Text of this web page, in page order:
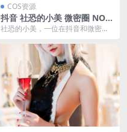
COS资源
抖音 社恐的小美 微密圈 NO.0
01期 【7P3V】(抖音社恐的小
社恐的小美，一位在抖音和微密圈
最新一期的内容。这是...